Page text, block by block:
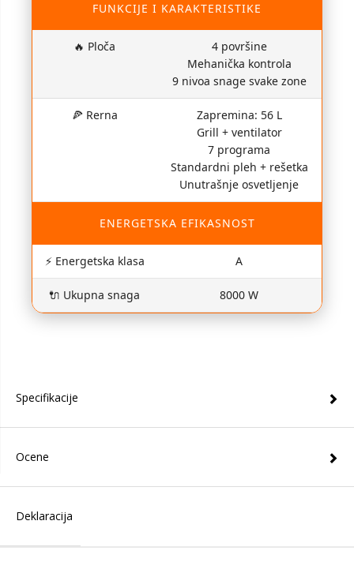
FUNKCIJE I KARAKTERISTIKE
🔥 Ploča
4 površine
Mehanička kontrola
9 nivoa snage svake zone
🍕 Rerna
Zapremina: 56 L
Grill + ventilator
7 programa
Standardni pleh + rešetka
Unutrašnje osvetljenje
ENERGETSKA EFIKASNOST
⚡ Energetska klasa A
🔌 Ukupna snaga 8000 W
Specifikacije
Ocene
Deklaracija